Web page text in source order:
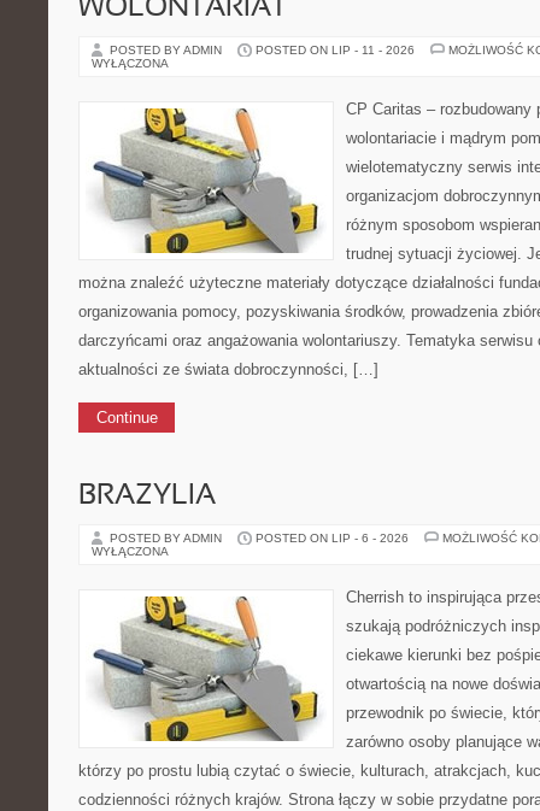
WOLONTARIAT
POSTED BY ADMIN POSTED ON LIP - 11 - 2026
MOŻLIWOŚĆ
WYŁĄCZONA
CP Caritas – rozbudowany
wolontariacie i mądrym
wielotematyczny serwis
organizacjom
różnym sposobom
trudnej sytuacji życiowej.
można znaleźć użyteczne materiały dotyczące działalności
organizowania pomocy, pozyskiwania środków, prowadzenia
darczyńcami oraz angażowania wolontariuszy. Tematyka
aktualności ze świata dobroczynności, […]
Continue
BRAZYLIA
POSTED BY ADMIN POSTED ON LIP - 6 - 2026
MOŻLIWOŚĆ
WYŁĄCZONA
Cherrish to inspirująca
szukają podróżniczych
ciekawe kierunki bez
otwartością na nowe
przewodnik po świecie,
zarówno osoby planujące
którzy po prostu lubią czytać o świecie, kulturach, atrakcjach,
codzienności różnych krajów. Strona łączy w sobie przydatne